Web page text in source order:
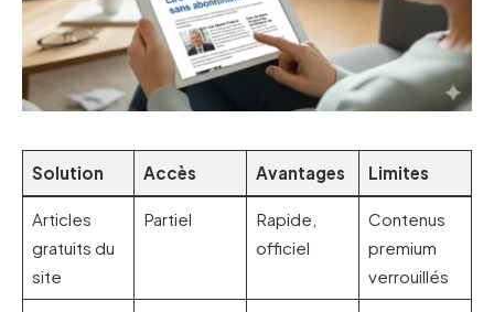
Solution Accès Avantages Limites
Articles
gratuits du
site
Partiel
Rapide,
officiel
Contenus
premium
verrouillés